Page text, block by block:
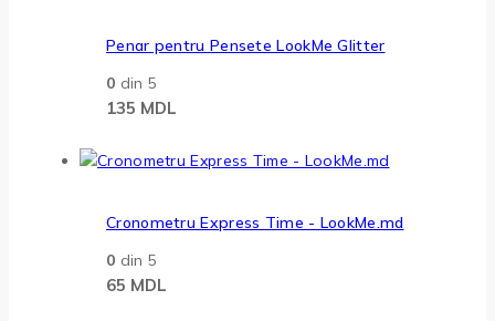
Penar pentru Pensete LookMe Glitter
0 din 5
135 MDL
Cronometru Express Time - LookMe.md
0 din 5
65 MDL